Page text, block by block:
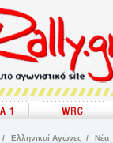
/ Ελληνικοί Αγώνες / Νέα